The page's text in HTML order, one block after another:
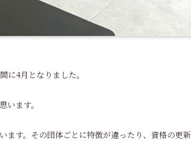
に4月となりました。
ます。
ます。その団体ごとに特徴が違ったり、資格の更